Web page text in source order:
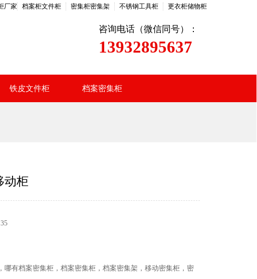
厂家 档案柜文件柜 密集柜密集架 不锈钢工具柜 更衣柜储物柜
咨询电话（微信同号）：
13932895637
铁皮文件柜 档案密集柜
动柜
哪有档案密集柜，档案密集柜，档案密集架，移动密集柜，密